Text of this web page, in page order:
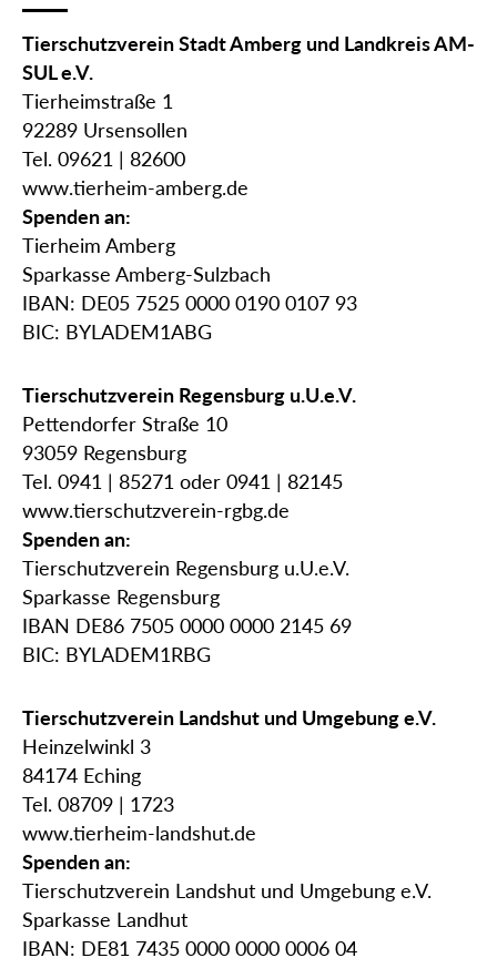
Tierschutzverein Stadt Amberg und Landkreis AM-
SUL e.V.
Tierheimstraße 1
92289 Ursensollen
Tel. 09621 | 82600
www.tierheim-amberg.de
Spenden an:
Tierheim Amberg
Sparkasse Amberg-Sulzbach
IBAN: DE05 7525 0000 0190 0107 93
BIC: BYLADEM1ABG
Tierschutzverein Regensburg u.U.e.V.
Pettendorfer Straße 10
93059 Regensburg
Tel. 0941 | 85271 oder 0941 | 82145
www.tierschutzverein-rgbg.de
Spenden an:
Tierschutzverein Regensburg u.U.e.V.
Sparkasse Regensburg
IBAN DE86 7505 0000 0000 2145 69
BIC: BYLADEM1RBG
Tierschutzverein Landshut und Umgebung e.V.
Heinzelwinkl 3
84174 Eching
Tel. 08709 | 1723
www.tierheim-landshut.de
Spenden an:
Tierschutzverein Landshut und Umgebung e.V.
Sparkasse Landhut
IBAN: DE81 7435 0000 0000 0006 04